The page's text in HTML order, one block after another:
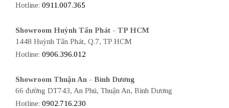
Hotline: 0911.007.365
Showroom Huỳnh Tấn Phát - TP HCM
1448 Huỳnh Tấn Phát, Q.7, TP HCM
Hotline: 0906.396.012
Showroom Thuận An - Bình Dương
66 đường DT743, An Phú, Thuận An, Bình Dương
Hotline: 0902.716.230